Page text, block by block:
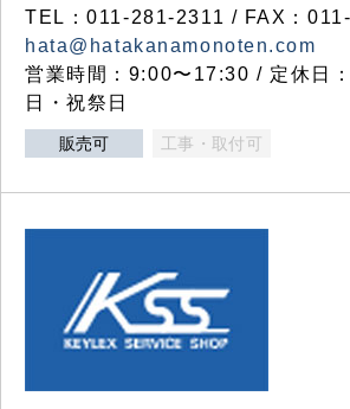
TEL：011-281-2311 / FAX：
hata@hatakanamonoten.com
営業時間：9:00〜17:30 / 定休日
日・祝祭日
販売可 工事・取付可